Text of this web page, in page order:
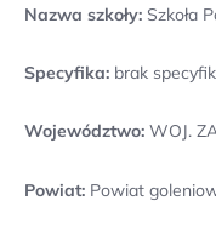
Nazwa szkoły: Szkoła
Specyfika: brak
Województwo: WOJ.
Powiat: Powiat